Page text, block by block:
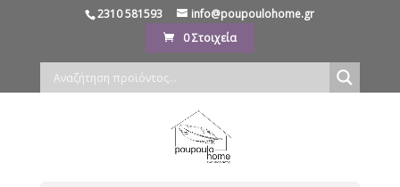
2310 581593
info@poupoulohome.gr
0 Στοιχεία